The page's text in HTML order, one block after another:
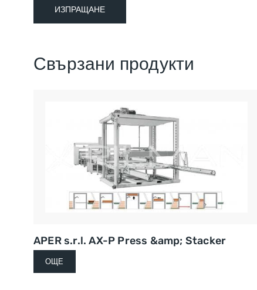
Свързани продукти
APER s.r.l. AX-P Press &amp; Stacker
ОЩЕ